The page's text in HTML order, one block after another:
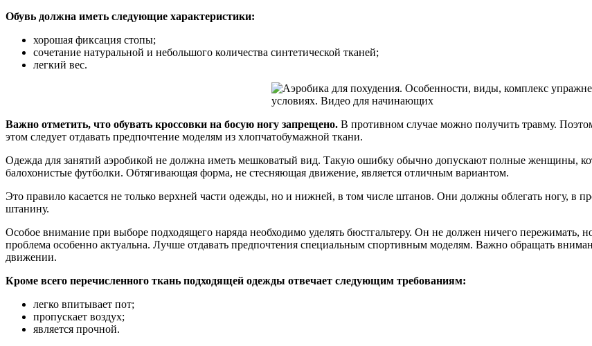
Обувь должна иметь следующие характеристики:
хорошая фиксация стопы;
сочетание натуральной и небольшого количества синтетической тканей;
легкий вес.
Важно отметить, что обувать кроссовки на босую ногу запрещено. В противном случае можно получить травму.
этом следует отдавать предпочтение моделям из хлопчатобумажной ткани.
Одежда для занятий аэробикой не должна иметь мешковатый вид. Такую ошибку обычно допускают полные женщины,
балохонистые футболки. Обтягивающая форма, не стесняющая движение, является отличным вариантом.
Это правило касается не только верхней части одежды, но и нижней, в том числе штанов. Они должны облегать ногу, в
штанину.
Особое внимание при выборе подходящего наряда необходимо уделять бюстгальтеру. Он не должен ничего
проблема особенно актуальна. Лучше отдавать предпочтения специальным спортивным моделям. Важно обращать
движении.
Кроме всего перечисленного ткань подходящей одежды отвечает следующим требованиям:
легко впитывает пот;
пропускает воздух;
является прочной.